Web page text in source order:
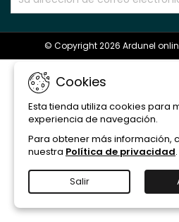
Cookies
Esta tienda utiliza cookies para
experiencia de navegación.
Para obtener más información,
nuestra Política de privacidad.
Salir
© Copyright 2026 Ardunel